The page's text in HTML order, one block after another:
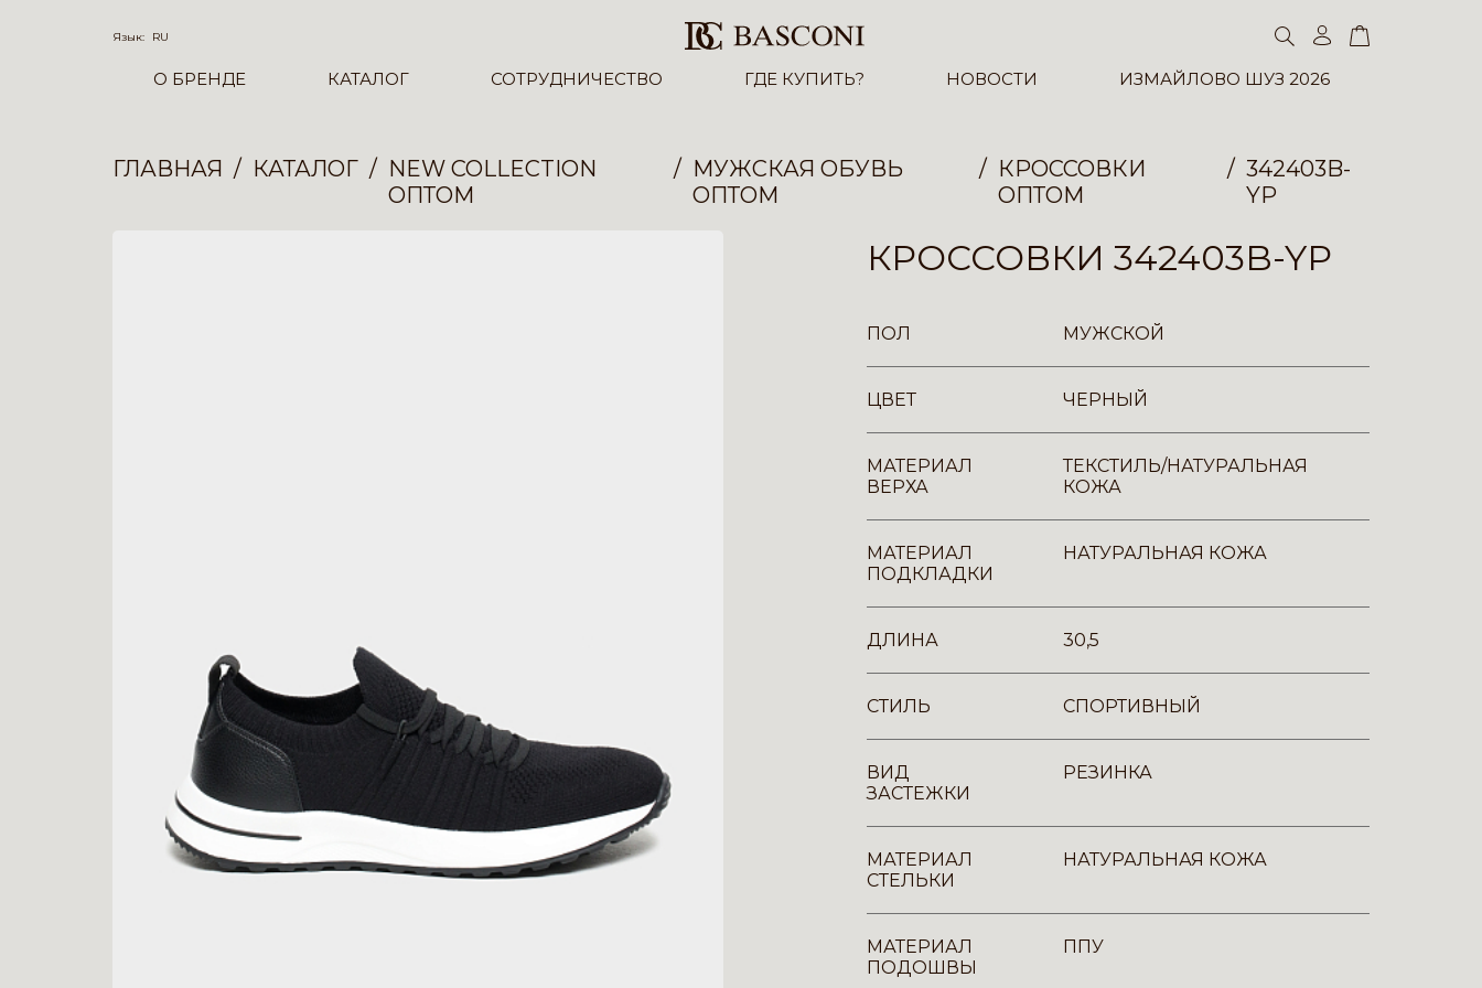
Язык: RU
О БРЕНДЕ КАТАЛОГ СОТРУДНИЧЕСТВО ГДЕ КУПИТЬ? НОВОСТИ ИЗМАЙЛОВО ШУЗ 2026
ГЛАВНАЯ КАТАЛОГ
NEW COLLECTION
ОПТОМ
МУЖСКАЯ ОБУВЬ
ОПТОМ
КРОССОВКИ
ОПТОМ
342403B-
YP
КРОССОВКИ 342403B-YP
ПОЛ МУЖСКОЙ
ЦВЕТ ЧЕРНЫЙ
МАТЕРИАЛ
ВЕРХА
ТЕКСТИЛЬ/НАТУРАЛЬНАЯ
КОЖА
МАТЕРИАЛ
ПОДКЛАДКИ
НАТУРАЛЬНАЯ КОЖА
ДЛИНА 30,5
СТИЛЬ СПОРТИВНЫЙ
ВИД
ЗАСТЕЖКИ
РЕЗИНКА
МАТЕРИАЛ
СТЕЛЬКИ
НАТУРАЛЬНАЯ КОЖА
МАТЕРИАЛ
ПОДОШВЫ
ППУ